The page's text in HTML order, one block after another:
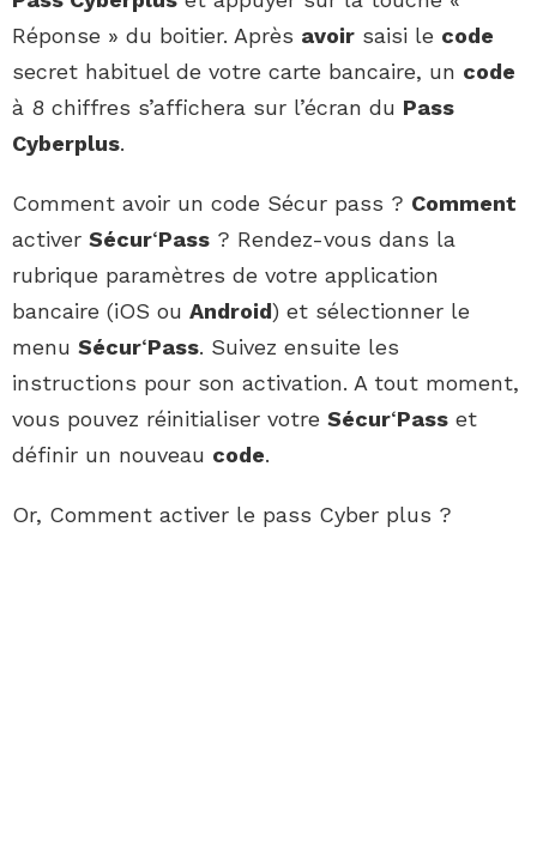
Réponse » du boitier. Après avoir saisi le code
secret habituel de votre carte bancaire, un code
à 8 chiffres s’affichera sur l’écran du Pass
Cyberplus.
Comment avoir un code Sécur pass ? Comment
activer Sécur‘Pass ? Rendez-vous dans la
rubrique paramètres de votre application
bancaire (iOS ou Android) et sélectionner le
menu Sécur‘Pass. Suivez ensuite les
instructions pour son activation. A tout moment,
vous pouvez réinitialiser votre Sécur‘Pass et
définir un nouveau code.
Or, Comment activer le pass Cyber plus ?